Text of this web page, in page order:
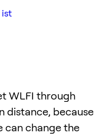
ist
WLFI through
distance, because
can change the